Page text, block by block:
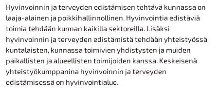
Hyvinvoinnin ja terveyden edistämisen tehtävä kunnassa on
laaja-alainen ja poikkihallinnollinen. Hyvinvointia edistäviä
toimia tehdään kunnan kaikilla sektoreilla. Lisäksi
hyvinvoinnin ja terveyden edistämistä tehdään yhteistyössä
kuntalaisten, kunnassa toimivien yhdistysten ja muiden
paikallisten ja alueellisten toimijoiden kanssa. Keskeisenä
yhteistyökumppanina hyvinvoinnin ja terveyden
edistämisessä on hyvinvointialue.